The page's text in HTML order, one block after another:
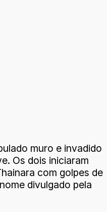
muro e invadido
Os dois iniciaram
com golpes de
divulgado pela